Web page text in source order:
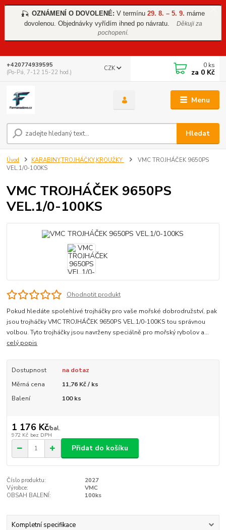
🎣 OZNÁMENÍ O DOVOLENÉ: V termínu 29. 8. – 5. 9. máme
dovolenou. Objednávky vyřídím ihned po návratu.
Děkuji za
pochopení.
Menu
CZK
Hledat
+420774939595
(Po-Pá, 7-12 15-22 hod.)
0 ks
za 0 Kč
Úvod KARABINY,TROJHÁČKY,KROUŽKY
VMC TROJHÁČEK 9650PS
VEL.1/0-100KS
VMC TROJHÁČEK 9650PS
VEL.1/0-100KS
Ohodnotit produkt
Pokud hledáte spolehlivé trojháčky pro vaše mořské dobrodružství, pak
jsou trojháčky VMC TROJHÁČEK 9650PS VEL.1/0-100KS tou správnou
volbou. Tyto trojháčky jsou navrženy speciálně pro mořský rybolov a...
celý popis
Dostupnost
na dotaz
Měrná cena
11,76 Kč / ks
Balení
100 ks
1 176 Kč/bal.
972 Kč bez DPH
Přidat do košíku
Číslo produktu:
2027
Výrobce:
VMC
OBSAH BALENÍ:
100ks
Kompletní specifikace